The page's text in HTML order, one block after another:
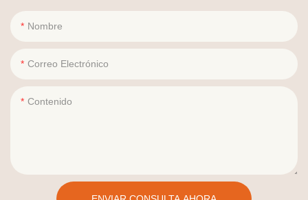
Nombre
Correo Electrónico
Contenido